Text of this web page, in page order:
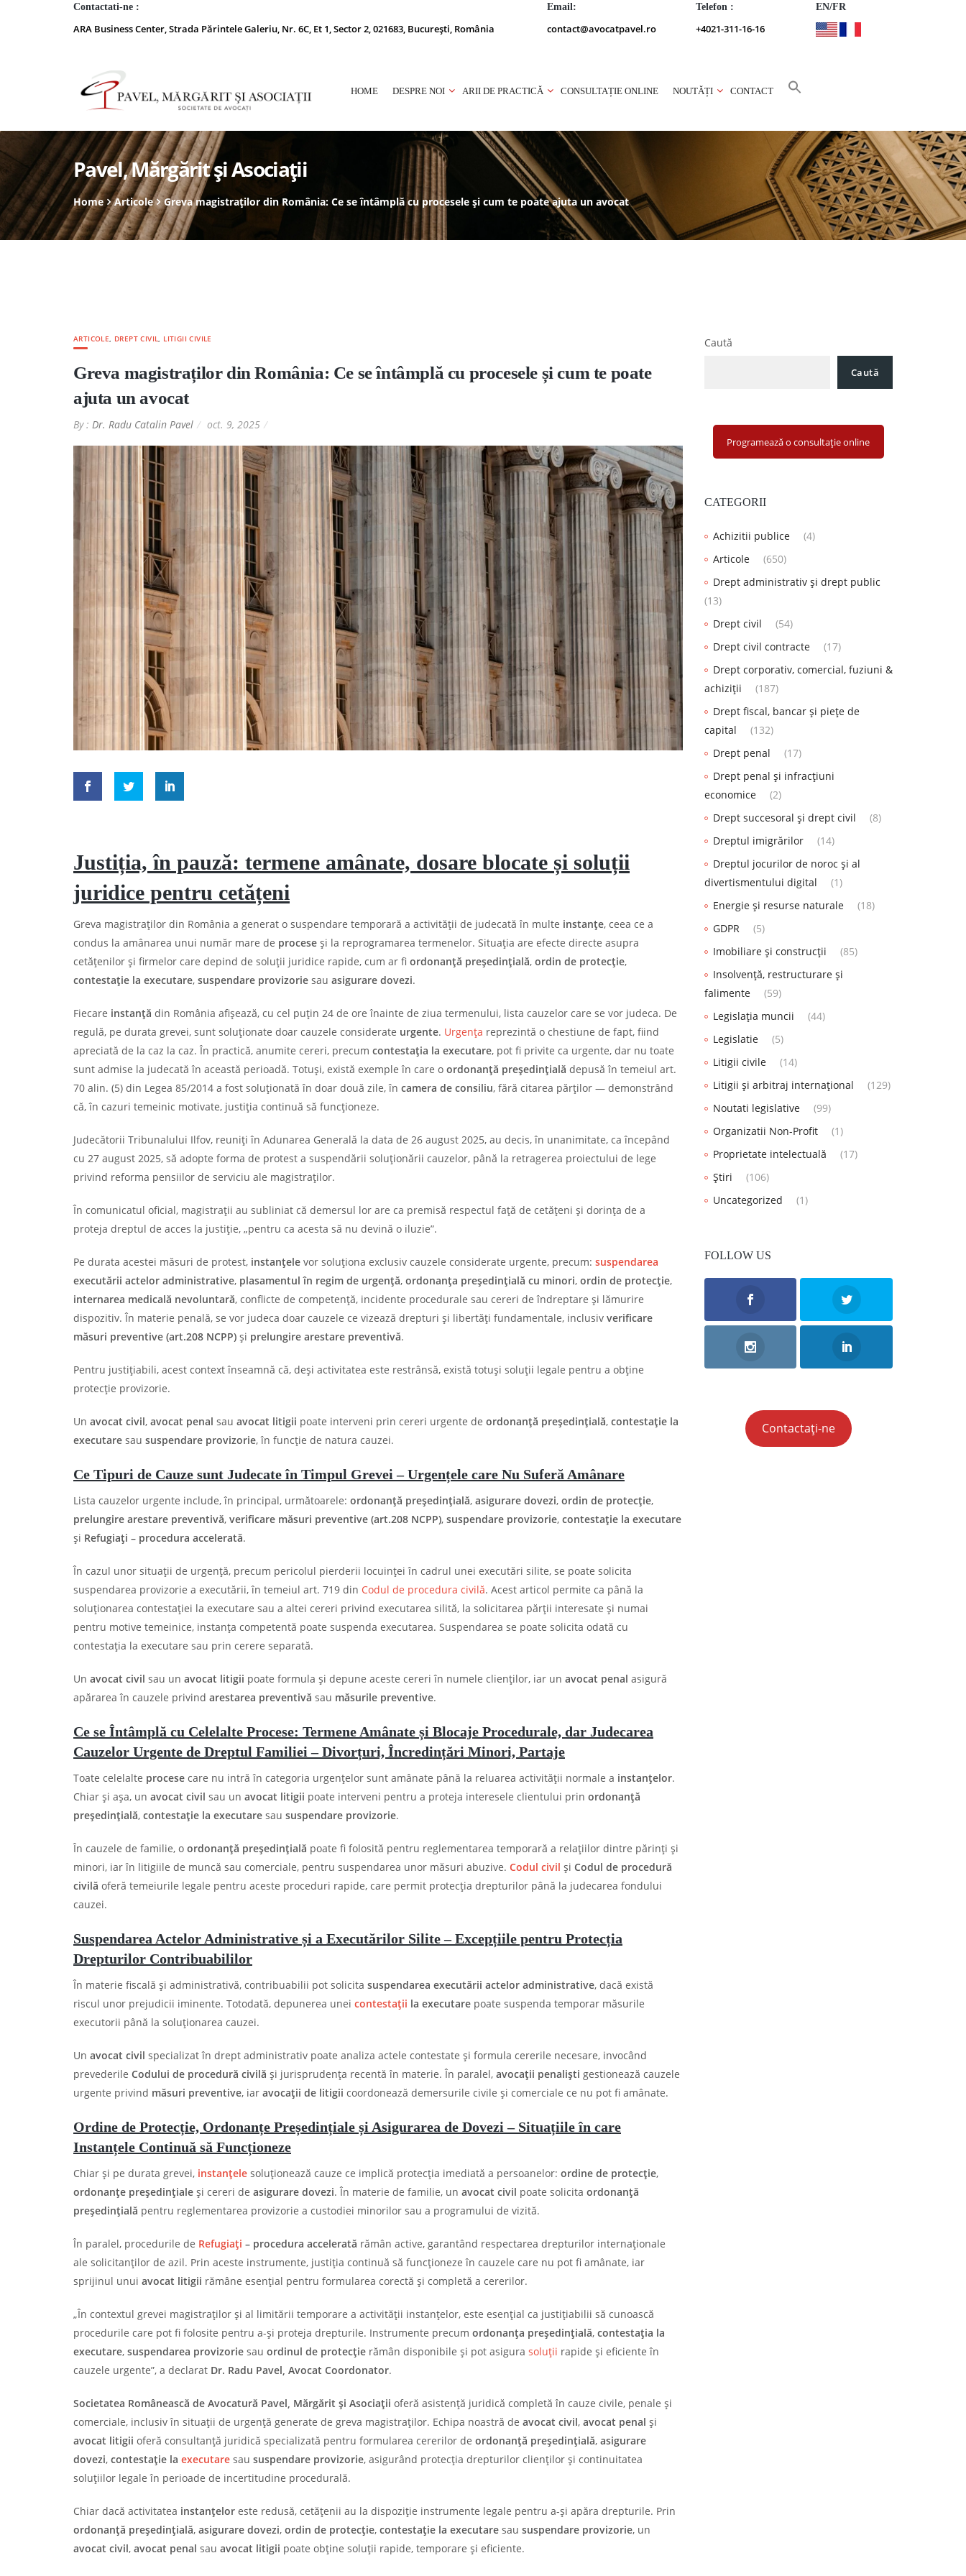
Contactati-ne :
ARA Business Center, Strada Părintele Galeriu, Nr. 6C, Et 1, Sector 2, 021683, București, România
Email:
contact@avocatpavel.ro
Telefon :
+4021-311-16-16
EN/FR
HOME DESPRE NOI ARII DE PRACTICĂ CONSULTAȚIE ONLINE NOUTĂȚI CONTACT
Pavel, Mărgărit și Asociații
Home Articole Greva magistraților din România: Ce se întâmplă cu procesele și cum te poate ajuta un avocat
ARTICOLE, DREPT CIVIL, LITIGII CIVILE
Greva magistraților din România: Ce se întâmplă cu procesele și cum te poate
ajuta un avocat
By : Dr. Radu Catalin Pavel oct. 9, 2025
Justiția, în pauză: termene amânate, dosare blocate și soluții
juridice pentru cetățeni
Greva magistraților din România a generat o suspendare temporară a activității de judecată în multe instanțe, ceea ce a
condus la amânarea unui număr mare de procese și la reprogramarea termenelor. Situația are efecte directe asupra
cetățenilor și firmelor care depind de soluții juridice rapide, cum ar fi ordonanță președințială, ordin de protecție,
contestație la executare, suspendare provizorie sau asigurare dovezi.
Fiecare instanță din România afișează, cu cel puțin 24 de ore înainte de ziua termenului, lista cauzelor care se vor judeca. De
regulă, pe durata grevei, sunt soluționate doar cauzele considerate urgente. Urgența reprezintă o chestiune de fapt, fiind
apreciată de la caz la caz. În practică, anumite cereri, precum contestația la executare, pot fi privite ca urgente, dar nu toate
sunt admise la judecată în această perioadă. Totuși, există exemple în care o ordonanță președințială depusă în temeiul art.
70 alin. (5) din Legea 85/2014 a fost soluționată în doar două zile, în camera de consiliu, fără citarea părților — demonstrând
că, în cazuri temeinic motivate, justiția continuă să funcționeze.
Judecătorii Tribunalului Ilfov, reuniți în Adunarea Generală la data de 26 august 2025, au decis, în unanimitate, ca începând
cu 27 august 2025, să adopte forma de protest a suspendării soluționării cauzelor, până la retragerea proiectului de lege
privind reforma pensiilor de serviciu ale magistraților.
În comunicatul oficial, magistrații au subliniat că demersul lor are ca premisă respectul față de cetățeni și dorința de a
proteja dreptul de acces la justiție, „pentru ca acesta să nu devină o iluzie”.
Pe durata acestei măsuri de protest, instanțele vor soluționa exclusiv cauzele considerate urgente, precum: suspendarea
executării actelor administrative, plasamentul în regim de urgență, ordonanța președințială cu minori, ordin de protecție,
internarea medicală nevoluntară, conflicte de competență, incidente procedurale sau cereri de îndreptare și lămurire
dispozitiv. În materie penală, se vor judeca doar cauzele ce vizează drepturi și libertăți fundamentale, inclusiv verificare
măsuri preventive (art.208 NCPP) și prelungire arestare preventivă.
Pentru justițiabili, acest context înseamnă că, deși activitatea este restrânsă, există totuși soluții legale pentru a obține
protecție provizorie.
Un avocat civil, avocat penal sau avocat litigii poate interveni prin cereri urgente de ordonanță președințială, contestație la
executare sau suspendare provizorie, în funcție de natura cauzei.
Ce Tipuri de Cauze sunt Judecate în Timpul Grevei – Urgențele care Nu Suferă Amânare
Lista cauzelor urgente include, în principal, următoarele: ordonanță președințială, asigurare dovezi, ordin de protecție,
prelungire arestare preventivă, verificare măsuri preventive (art.208 NCPP), suspendare provizorie, contestație la executare
și Refugiați – procedura accelerată.
În cazul unor situații de urgență, precum pericolul pierderii locuinței în cadrul unei executări silite, se poate solicita
suspendarea provizorie a executării, în temeiul art. 719 din Codul de procedura civilă. Acest articol permite ca până la
soluţionarea contestaţiei la executare sau a altei cereri privind executarea silită, la solicitarea părţii interesate şi numai
pentru motive temeinice, instanţa competentă poate suspenda executarea. Suspendarea se poate solicita odată cu
contestaţia la executare sau prin cerere separată.
Un avocat civil sau un avocat litigii poate formula și depune aceste cereri în numele clienților, iar un avocat penal asigură
apărarea în cauzele privind arestarea preventivă sau măsurile preventive.
Ce se Întâmplă cu Celelalte Procese: Termene Amânate și Blocaje Procedurale, dar Judecarea
Cauzelor Urgente de Dreptul Familiei – Divorțuri, Încredințări Minori, Partaje
Toate celelalte procese care nu intră în categoria urgențelor sunt amânate până la reluarea activității normale a instanțelor.
Chiar și așa, un avocat civil sau un avocat litigii poate interveni pentru a proteja interesele clientului prin ordonanță
președințială, contestație la executare sau suspendare provizorie.
În cauzele de familie, o ordonanță președințială poate fi folosită pentru reglementarea temporară a relațiilor dintre părinți și
minori, iar în litigiile de muncă sau comerciale, pentru suspendarea unor măsuri abuzive. Codul civil și Codul de procedură
civilă oferă temeiurile legale pentru aceste proceduri rapide, care permit protecția drepturilor până la judecarea fondului
cauzei.
Suspendarea Actelor Administrative și a Executărilor Silite – Excepțiile pentru Protecția
Drepturilor Contribuabililor
În materie fiscală și administrativă, contribuabilii pot solicita suspendarea executării actelor administrative, dacă există
riscul unor prejudicii iminente. Totodată, depunerea unei contestații la executare poate suspenda temporar măsurile
executorii până la soluționarea cauzei.
Un avocat civil specializat în drept administrativ poate analiza actele contestate și formula cererile necesare, invocând
prevederile Codului de procedură civilă și jurisprudența recentă în materie. În paralel, avocații penaliști gestionează cauzele
urgente privind măsuri preventive, iar avocații de litigii coordonează demersurile civile și comerciale ce nu pot fi amânate.
Ordine de Protecție, Ordonanțe Președințiale și Asigurarea de Dovezi – Situațiile în care
Instanțele Continuă să Funcționeze
Chiar și pe durata grevei, instanțele soluționează cauze ce implică protecția imediată a persoanelor: ordine de protecție,
ordonanțe președințiale și cereri de asigurare dovezi. În materie de familie, un avocat civil poate solicita ordonanță
președințială pentru reglementarea provizorie a custodiei minorilor sau a programului de vizită.
În paralel, procedurile de Refugiați – procedura accelerată rămân active, garantând respectarea drepturilor internaționale
ale solicitanților de azil. Prin aceste instrumente, justiția continuă să funcționeze în cauzele care nu pot fi amânate, iar
sprijinul unui avocat litigii rămâne esențial pentru formularea corectă și completă a cererilor.
„În contextul grevei magistraților și al limitării temporare a activității instanțelor, este esențial ca justițiabilii să cunoască
procedurile care pot fi folosite pentru a-și proteja drepturile. Instrumente precum ordonanța președințială, contestația la
executare, suspendarea provizorie sau ordinul de protecție rămân disponibile și pot asigura soluții rapide și eficiente în
cauzele urgente”, a declarat Dr. Radu Pavel, Avocat Coordonator.
Societatea Românească de Avocatură Pavel, Mărgărit și Asociații oferă asistență juridică completă în cauze civile, penale și
comerciale, inclusiv în situații de urgență generate de greva magistraților. Echipa noastră de avocat civil, avocat penal și
avocat litigii oferă consultanță juridică specializată pentru formularea cererilor de ordonanță președințială, asigurare
dovezi, contestație la executare sau suspendare provizorie, asigurând protecția drepturilor clienților și continuitatea
soluțiilor legale în perioade de incertitudine procedurală.
Chiar dacă activitatea instanțelor este redusă, cetățenii au la dispoziție instrumente legale pentru a-și apăra drepturile. Prin
ordonanță președințială, asigurare dovezi, ordin de protecție, contestație la executare sau suspendare provizorie, un
avocat civil, avocat penal sau avocat litigii poate obține soluții rapide, temporare și eficiente.
Caută
Caută
Programează o consultație online
CATEGORII
Achizitii publice
(4)
Articole
(650)
Drept administrativ și drept public
(13)
Drept civil
(54)
Drept civil contracte
(17)
Drept corporativ, comercial, fuziuni &
achiziții
(187)
Drept fiscal, bancar și piețe de
capital
(132)
Drept penal
(17)
Drept penal și infracțiuni
economice
(2)
Drept succesoral și drept civil
(8)
Dreptul imigrărilor
(14)
Dreptul jocurilor de noroc și al
divertismentului digital
(1)
Energie și resurse naturale
(18)
GDPR
(5)
Imobiliare și construcții
(85)
Insolvență, restructurare și
falimente
(59)
Legislația muncii
(44)
Legislatie
(5)
Litigii civile
(14)
Litigii și arbitraj internațional
(129)
Noutati legislative
(99)
Organizatii Non-Profit
(1)
Proprietate intelectuală
(17)
Știri
(106)
Uncategorized
(1)
FOLLOW US
Contactați-ne